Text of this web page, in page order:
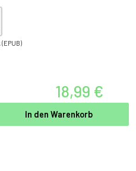
(EPUB)
18,99 €
In den Warenkorb